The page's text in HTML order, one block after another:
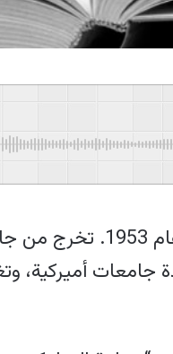
وُلد فنكلشتاين لأبوين من اليهود
جامعات أميركية،